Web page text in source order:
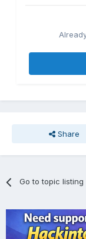
Share
Go to topic listing